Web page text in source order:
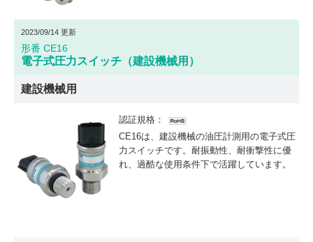
2023/09/14 更新
形番 CE16
電子式圧力スイッチ（建設機械用）
建設機械用
認証規格：
CE16は、建設機械の油圧計測用の電子式圧
力スイッチです。耐振動性、耐衝撃性に優
れ、過酷な使用条件下で活躍しています。